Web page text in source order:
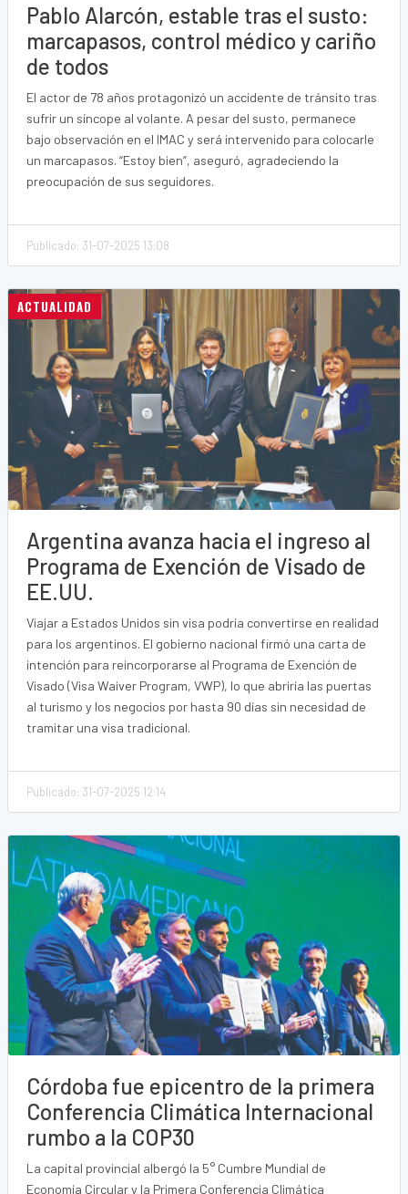
Pablo Alarcón, estable tras el susto:
marcapasos, control médico y cariño
de todos
El actor de 78 años protagonizó un accidente de tránsito tras
sufrir un síncope al volante. A pesar del susto, permanece
bajo observación en el IMAC y será intervenido para colocarle
un marcapasos. “Estoy bien”, aseguró, agradeciendo la
preocupación de sus seguidores.
Publicado: 31-07-2025 13:08
ACTUALIDAD
Argentina avanza hacia el ingreso al
Programa de Exención de Visado de
EE.UU.
Viajar a Estados Unidos sin visa podría convertirse en realidad
para los argentinos. El gobierno nacional firmó una carta de
intención para reincorporarse al Programa de Exención de
Visado (Visa Waiver Program, VWP), lo que abriría las puertas
al turismo y los negocios por hasta 90 días sin necesidad de
tramitar una visa tradicional.
Publicado: 31-07-2025 12:14
Córdoba fue epicentro de la primera
Conferencia Climática Internacional
rumbo a la COP30
La capital provincial albergó la 5° Cumbre Mundial de
Economía Circular y la Primera Conferencia Climática